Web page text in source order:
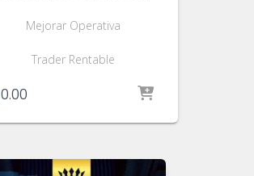
Mejorar Operativa
Trader Rentable
0.00